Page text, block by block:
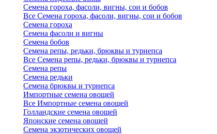
Семена гороха, фасоли, вигны, сои и бобов
Все Семена гороха, фасоли, вигны, сои и бобов
Семена гороха
Семена фасоли и вигны
Семена бобов
Семена репы, редьки, брюквы и турнепса
Все Семена репы, редьки, брюквы и турнепса
Семена репы
Семена редьки
Семена брюквы и турнепса
Импортные семена овощей
Все Импортные семена овощей
Голландские семена овощей
Японские семена овощей
Семена экзотических овощей